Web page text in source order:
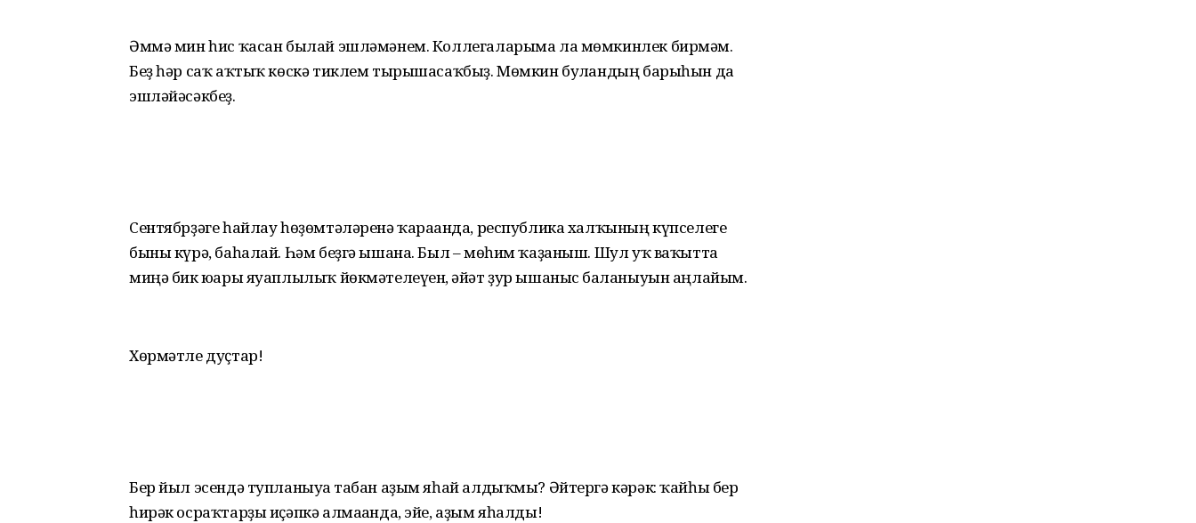
Әммә мин һис ҡасан былай эшлә­мәнем. Коллегаларыма ла мөмкинлек бирмәм.
Беҙ һәр саҡ аҡтыҡ көскә тиклем тырышасаҡбыҙ. Мөмкин булған­дың барыһын да
эшләйәсәкбеҙ.
Сентябрҙәге һайлау һөҙөмтәләренә ҡарағанда, республика халҡының күпселеге
быны күрә, баһалай. Һәм беҙгә ышана. Был – мөһим ҡаҙаныш. Шул уҡ ваҡытта
миңә бик юғары яуаплылыҡ йөкмәтелеүен, ғәйәт ҙур ышаныс бағланыуын аңлайым.
Хөрмәтле дуҫтар!
Бер йыл эсендә тупланыуға табан аҙым яһай алдыҡмы? Әйтергә кәрәк: ҡайһы бер
һирәк осраҡтарҙы иҫәпкә алмағанда, эйе, аҙым яһалды!